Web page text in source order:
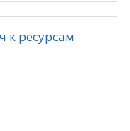
ресурсам